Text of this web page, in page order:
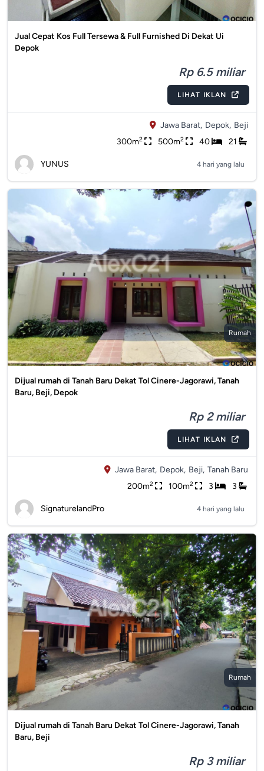
Jual Cepat Kos Full Tersewa & Full Furnished Di Dekat Ui
Depok
Rp 6.5 miliar
LIHAT IKLAN
Jawa Barat, Depok, Beji
300m2 500m2 40 21
YUNUS 4 hari yang lalu
Rumah
Dijual rumah di Tanah Baru Dekat Tol Cinere-Jagorawi, Tanah
Baru, Beji, Depok
Rp 2 miliar
LIHAT IKLAN
Jawa Barat, Depok, Beji, Tanah Baru
200m2 100m2 3 3
SignaturelandPro 4 hari yang lalu
Rumah
Dijual rumah di Tanah Baru Dekat Tol Cinere-Jagorawi, Tanah
Baru, Beji
Rp 3 miliar